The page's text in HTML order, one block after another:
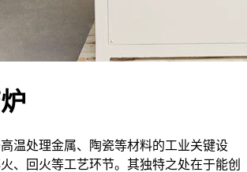
温处理金属、陶瓷等材料的工业关键设
、回火等工艺环节。其独特之处在于能创